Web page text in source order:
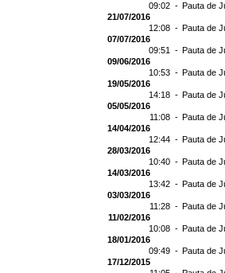
09:02 - Pauta de
21/07/2016
12:08 - Pauta de
07/07/2016
09:51 - Pauta de
09/06/2016
10:53 - Pauta de
19/05/2016
14:18 - Pauta de
05/05/2016
11:08 - Pauta de
14/04/2016
12:44 - Pauta de
28/03/2016
10:40 - Pauta de
14/03/2016
13:42 - Pauta de
03/03/2016
11:28 - Pauta de
11/02/2016
10:08 - Pauta de
18/01/2016
09:49 - Pauta de
17/12/2015